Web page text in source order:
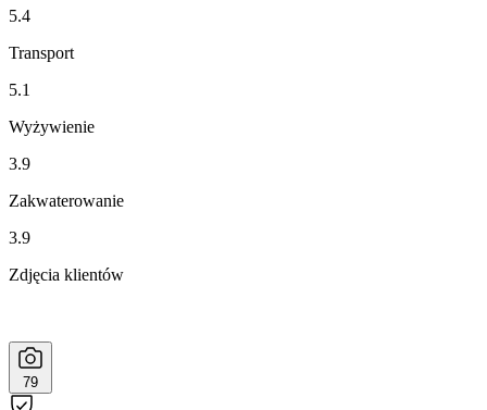
5.4
Transport
5.1
Wyżywienie
3.9
Zakwaterowanie
3.9
Zdjęcia klientów
79